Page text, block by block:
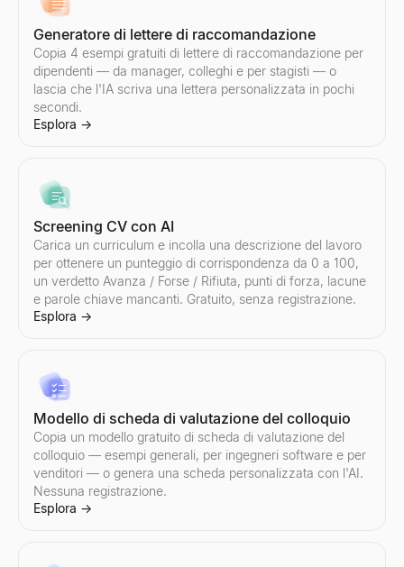
Esplora
Generatore di risposte AI
Incolla la risposta di un potenziale cliente — ottieni 3 risposte
Esplora →
Gestore di obiezioni di vendita
Incolla qualsiasi obiezione — ottieni il tipo, un framework di
Esplora→
Descrivi il tuo ultimo contatto — ottieni una sequenza di follow-
Esplora
Strumento gratuito per chiamate a freddo
Genera script personalizzati per chiamate a freddo per vendite
Esplora →
Generatore di lettere di raccomandazione
Copia 4 esempi gratuiti di lettere di raccomandazione per
dipendenti — da manager, colleghi e per stagisti — o
lascia che l'IA scriva una lettera personalizzata in pochi
secondi.
Esplora →
Screening CV con AI
Carica un curriculum e incolla una descrizione del lavoro
per ottenere un punteggio di corrispondenza da 0 a 100,
un verdetto Avanza / Forse / Rifiuta, punti di forza, lacune
e parole chiave mancanti. Gratuito, senza registrazione.
Esplora →
Modello di scheda di valutazione del colloquio
Copia un modello gratuito di scheda di valutazione del
colloquio — esempi generali, per ingegneri software e per
venditori — o genera una scheda personalizzata con l'AI.
Nessuna registrazione.
Esplora →